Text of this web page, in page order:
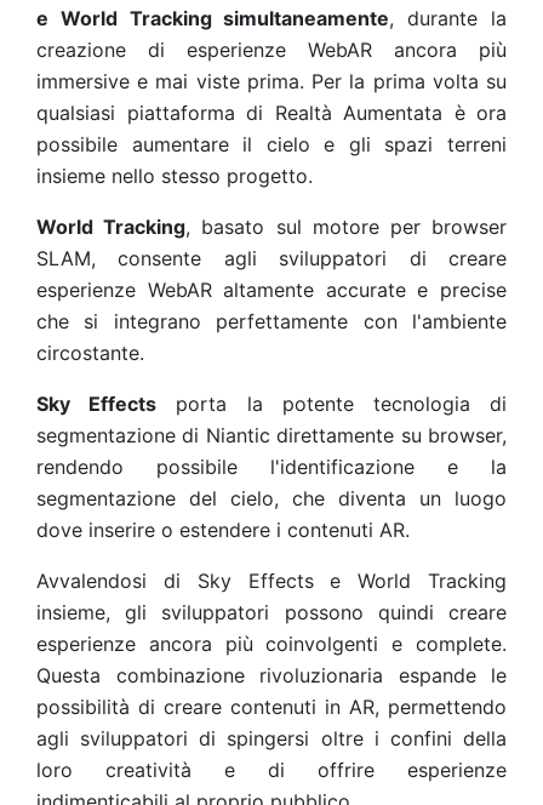
e World Tracking simultaneamente, durante la
creazione di esperienze WebAR ancora più
immersive e mai viste prima. Per la prima volta su
qualsiasi piattaforma di Realtà Aumentata è ora
possibile aumentare il cielo e gli spazi terreni
insieme nello stesso progetto.
World Tracking, basato sul motore per browser
SLAM, consente agli sviluppatori di creare
esperienze WebAR altamente accurate e precise
che si integrano perfettamente con l'ambiente
circostante.
Sky Effects porta la potente tecnologia di
segmentazione di Niantic direttamente su browser,
rendendo possibile l'identificazione e la
segmentazione del cielo, che diventa un luogo
dove inserire o estendere i contenuti AR.
Avvalendosi di Sky Effects e World Tracking
insieme, gli sviluppatori possono quindi creare
esperienze ancora più coinvolgenti e complete.
Questa combinazione rivoluzionaria espande le
possibilità di creare contenuti in AR, permettendo
agli sviluppatori di spingersi oltre i confini della
loro creatività e di offrire esperienze